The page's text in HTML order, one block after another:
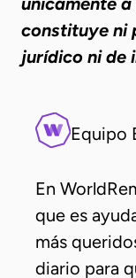
constituye ni
jurídico ni de
Equipo
En
que es
más
diario para